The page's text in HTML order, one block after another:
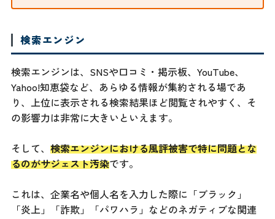
検索エンジン
検索エンジンは、SNSや口コミ・掲示板、YouTube、
Yahoo!知恵袋など、あらゆる情報が集約される場であ
り、上位に表示される検索結果ほど閲覧されやすく、そ
の影響力は非常に大きいといえます。
そして、 検索エンジンにおける風評被害で特に問題とな
るのがサジェスト汚染です。
これは、企業名や個人名を入力した際に「ブラック」
「炎上」「詐欺」「パワハラ」などのネガティブな関連